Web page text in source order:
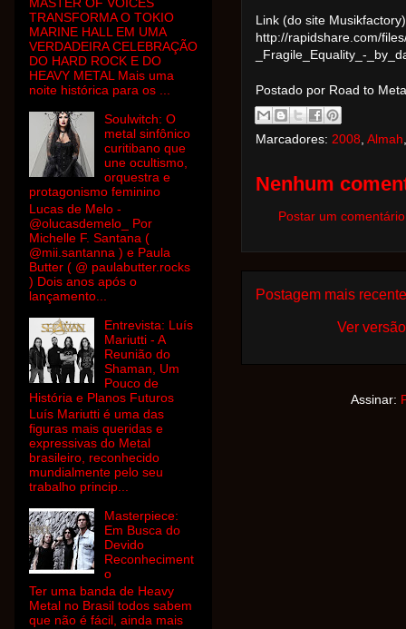
Link (do site
http://rapidshare.com/
_Fragile_Equality_-
Postado por Road to
Marcadores: 2008 Almah
Nenhum
Postar um comentário
Postagem mais recente
Ver
Assinar:
TRANSFORMA O TOKIO
MARINE HALL EM UMA
VERDADEIRA CELEBRAÇÃO
DO HARD ROCK E DO
HEAVY METAL Mais uma
noite histórica para os ...
Soulwitch: O
metal sinfônico
curitibano que
une ocultismo,
orquestra e
protagonismo feminino
Lucas de Melo -
@olucasdemelo_ Por
Michelle F. Santana (
@mii.santanna ) e Paula
Butter ( @ paulabutter.rocks
) Dois anos após o
lançamento...
Entrevista: Luís
Mariutti - A
Reunião do
Shaman, Um
Pouco de
História e Planos Futuros
Luís Mariutti é uma das
figuras mais queridas e
expressivas do Metal
brasileiro, reconhecido
mundialmente pelo seu
trabalho princip...
Masterpiece:
Em Busca do
Devido
Reconheciment
o
Ter uma banda de Heavy
Metal no Brasil todos sabem
que não é fácil, ainda mais